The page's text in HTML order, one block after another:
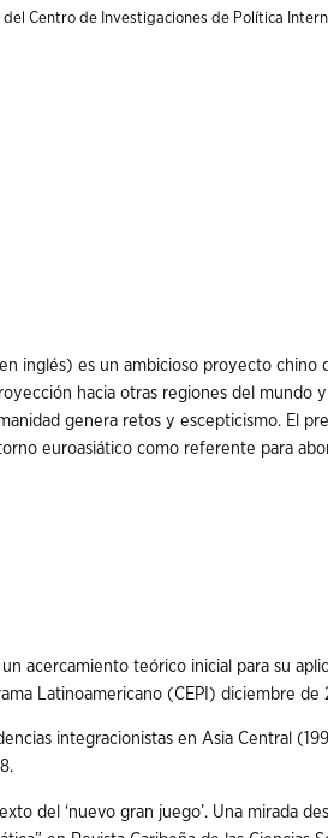
Centro de Investigaciones de Política
inglés) es un ambicioso proyecto chino
hacia otras regiones del mundo
genera retos y escepticismo. El
euroasiático como referente para
acercamiento teórico inicial para su
Latinoamericano (CEPI) diciembre de
integracionistas en Asia Central
del ‘nuevo gran juego’. Una mirada